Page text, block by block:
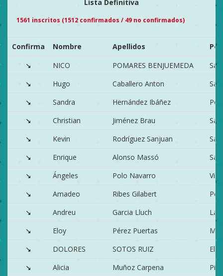
Lista Definitiva
1561 inscritos (1512 confirmados / 49 no confirmados)
Confirma Nombre Apellidos
↘ NICO POMARES BENJUEMEDA
↘
Hugo Caballero Anton
↘
Sandra Hernández Ibáñez
↘
Christian Jiménez Brau
↘
Kevin Rodríguez Sanjuan
Sax
↘
Enrique Alonso Massó
Sax
↘
Ángeles Polo Navarro
↘
Amadeo Ribes Gilabert
↘
Andreu Garcia Lluch
La
↘
Eloy Pérez Puertas
↘
DOLORES SOTOS RUIZ
Elda
↘
Alicia Muñoz Carpena